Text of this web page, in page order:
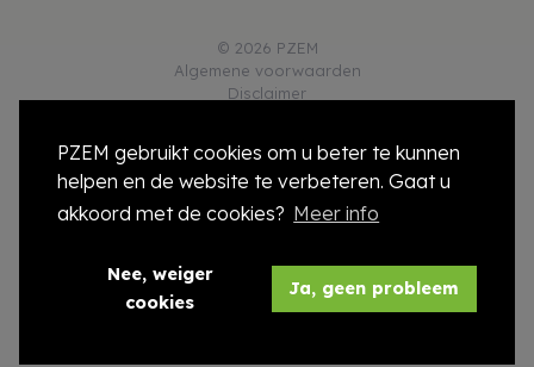
PZEM gebruikt cookies om u beter te kunnen
helpen en de website te verbeteren. Gaat u
akkoord met de cookies? Meer info
Nee, weiger
cookies
Ja, geen probleem
© 2026 PZEM
Algemene voorwaarden
Disclaimer
Cookies
Colofon
Compliance
Modelcontract